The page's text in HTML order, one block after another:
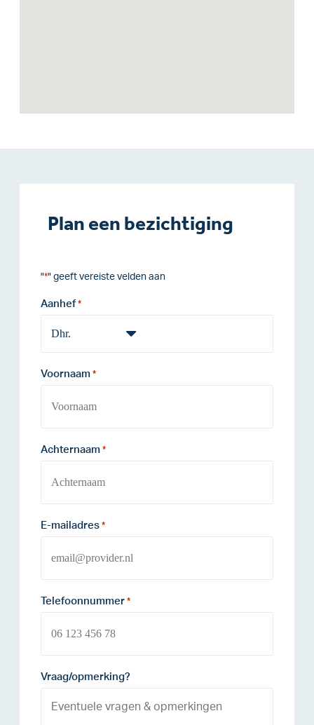
Plan een bezichtiging
"*" geeft vereiste velden aan
Aanhef *
Voornaam *
Achternaam *
E-mailadres *
Telefoonnummer *
Vraag/opmerking?